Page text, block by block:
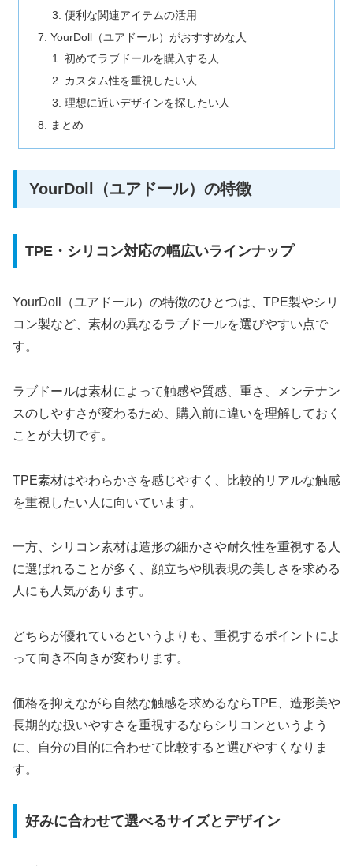
便利な関連アイテムの活用
YourDoll（ユアドール）がおすすめな人
初めてラブドールを購入する人
カスタム性を重視したい人
理想に近いデザインを探したい人
まとめ
YourDoll（ユアドール）の特徴
TPE・シリコン対応の幅広いラインナップ
YourDoll（ユアドール）の特徴のひとつは、TPE製やシリ
コン製など、素材の異なるラブドールを選びやすい点で
す。
ラブドールは素材によって触感や質感、重さ、メンテナン
スのしやすさが変わるため、購入前に違いを理解しておく
ことが大切です。
TPE素材はやわらかさを感じやすく、比較的リアルな触感
を重視したい人に向いています。
一方、シリコン素材は造形の細かさや耐久性を重視する人
に選ばれることが多く、顔立ちや肌表現の美しさを求める
人にも人気があります。
どちらが優れているというよりも、重視するポイントによ
って向き不向きが変わります。
価格を抑えながら自然な触感を求めるならTPE、造形美や
長期的な扱いやすさを重視するならシリコンというよう
に、自分の目的に合わせて比較すると選びやすくなりま
す。
好みに合わせて選べるサイズとデザイン